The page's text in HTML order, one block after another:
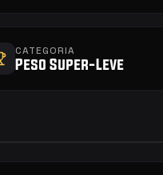
CATEGORIA
Peso Super-Leve